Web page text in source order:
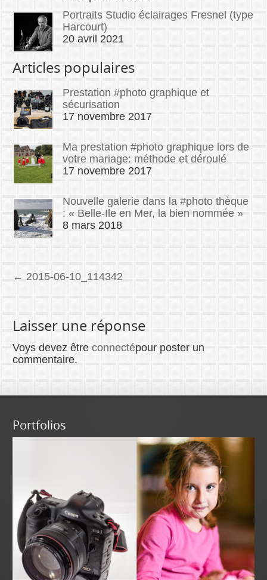
Portraits Studio éclairages Fresnel (type
Harcourt)
20 avril 2021
Articles populaires
Prestation #photo graphique et
sécurisation
17 novembre 2017
Ma prestation #photo graphique lors de
votre mariage: méthode et déroulé
17 novembre 2017
Nouvelle galerie dans la #photo thèque
: « Belle-Ile en Mer, la bien nommée »
8 mars 2018
← 2015-06-10_114342
Laisser une réponse
Voys devez êtreconnectépour poster un
commentaire.
Portfolios